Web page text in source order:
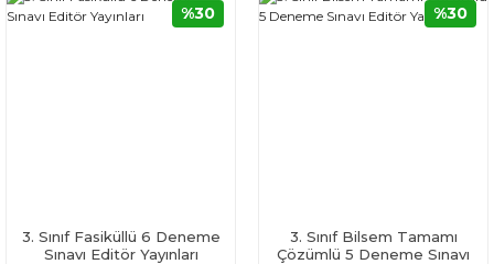
3. Sınıf Fasiküllü 6 Deneme
Sınavı Editör Yayınları
%30
3. Sınıf Bilsem Tamamı
Çözümlü 5 Deneme Sınavı
%30